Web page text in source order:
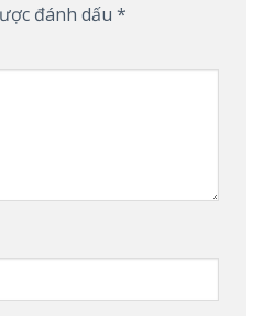
đánh dấu *